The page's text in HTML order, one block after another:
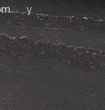
y